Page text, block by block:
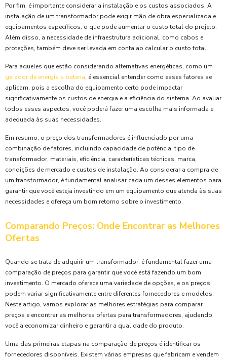
Por fim, é importante considerar a instalação e os custos associados. A
instalação de um transformador pode exigir mão de obra especializada e
equipamentos específicos, o que pode aumentar o custo total do projeto.
Além disso, a necessidade de infraestrutura adicional, como cabos e
proteções, também deve ser levada em conta ao calcular o custo total.
Para aqueles que estão considerando alternativas energéticas, como um
gerador de energia a bateria, é essencial entender como esses fatores se
aplicam, pois a escolha do equipamento certo pode impactar
significativamente os custos de energia e a eficiência do sistema. Ao avaliar
todos esses aspectos, você poderá fazer uma escolha mais informada e
adequada às suas necessidades.
Em resumo, o preço dos transformadores é influenciado por uma
combinação de fatores, incluindo capacidade de potência, tipo de
transformador, materiais, eficiência, características técnicas, marca,
condições de mercado e custos de instalação. Ao considerar a compra de
um transformador, é fundamental analisar cada um desses elementos para
garantir que você esteja investindo em um equipamento que atenda às suas
necessidades e ofereça um bom retorno sobre o investimento.
Comparando Preços: Onde Encontrar as Melhores
Ofertas
Quando se trata de adquirir um transformador, é fundamental fazer uma
comparação de preços para garantir que você está fazendo um bom
investimento. O mercado oferece uma variedade de opções, e os preços
podem variar significativamente entre diferentes fornecedores e modelos.
Neste artigo, vamos explorar as melhores estratégias para comparar
preços e encontrar as melhores ofertas para transformadores, ajudando
você a economizar dinheiro e garantir a qualidade do produto.
Uma das primeiras etapas na comparação de preços é identificar os
fornecedores disponíveis. Existem várias empresas que fabricam e vendem